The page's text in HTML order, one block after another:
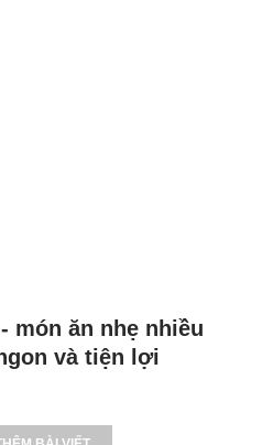
món ăn nhẹ nhiều
và tiện lợi